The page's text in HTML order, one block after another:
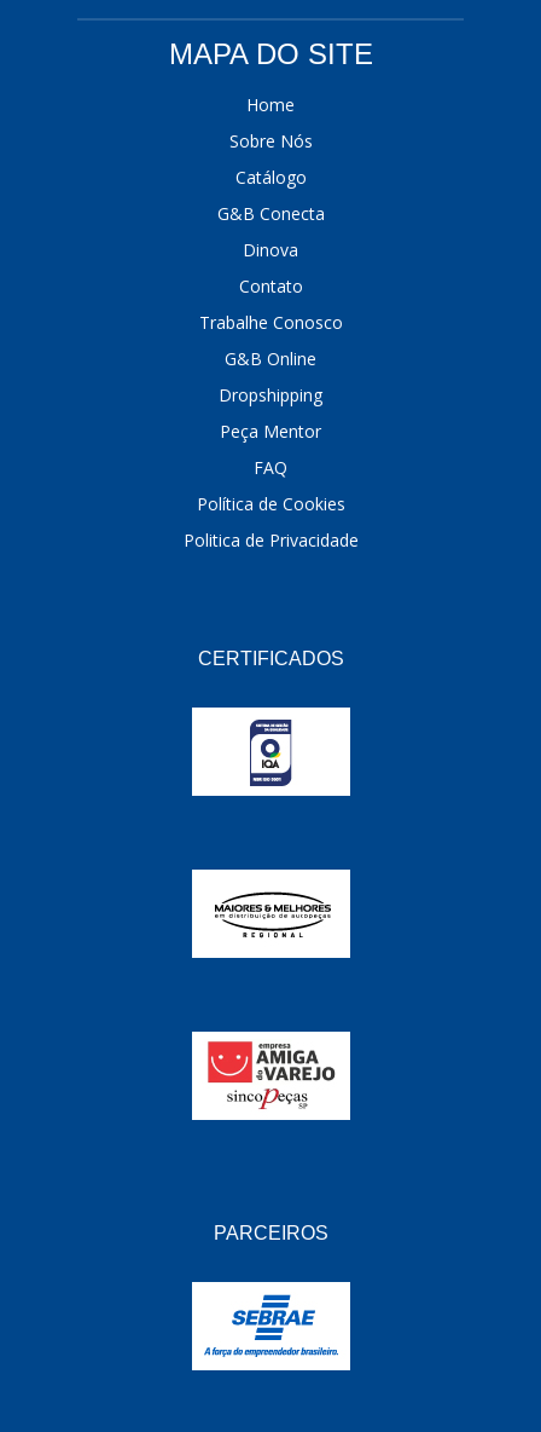
MAPA DO SITE
Home
Sobre Nós
Catálogo
G&B Conecta
Dinova
Contato
Trabalhe Conosco
G&B Online
Dropshipping
Peça Mentor
FAQ
Política de Cookies
Politica de Privacidade
CERTIFICADOS
PARCEIROS